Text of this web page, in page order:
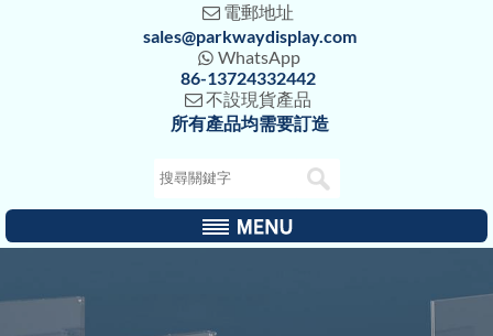
 電郵地址
sales@parkwaydisplay.com
 WhatsApp
86-13724332442
不設現貨產品
所有產品均需要訂造